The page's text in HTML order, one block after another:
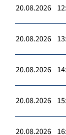
20.08.2026
20.08.2026
20.08.2026
20.08.2026
20.08.2026